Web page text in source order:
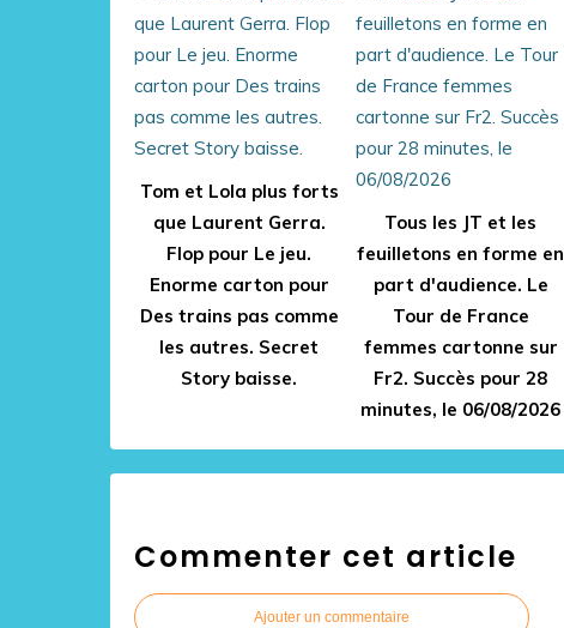
Tom et Lola plus forts
que Laurent Gerra.
Flop pour Le jeu.
Enorme carton pour
Des trains pas comme
les autres. Secret
Story baisse.
Tous les JT et les
feuilletons en forme en
part d'audience. Le
Tour de France
femmes cartonne sur
Fr2. Succès pour 28
minutes, le 06/08/2026
Commenter cet article
Ajouter un commentaire